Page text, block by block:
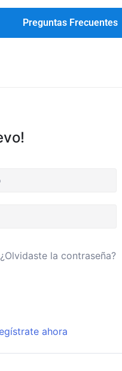
Preguntas Frecuentes
¿Olvidaste la contraseña?
ahora